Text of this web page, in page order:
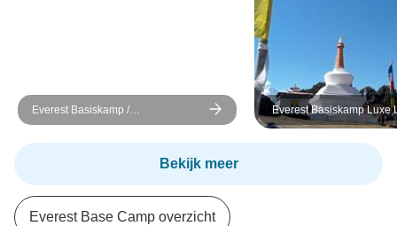
Everest Basiskamp /
Gokyo&CholaPas
Everest Basiskamp Luxe
Trek
Bekijk meer
Everest Base Camp overzicht